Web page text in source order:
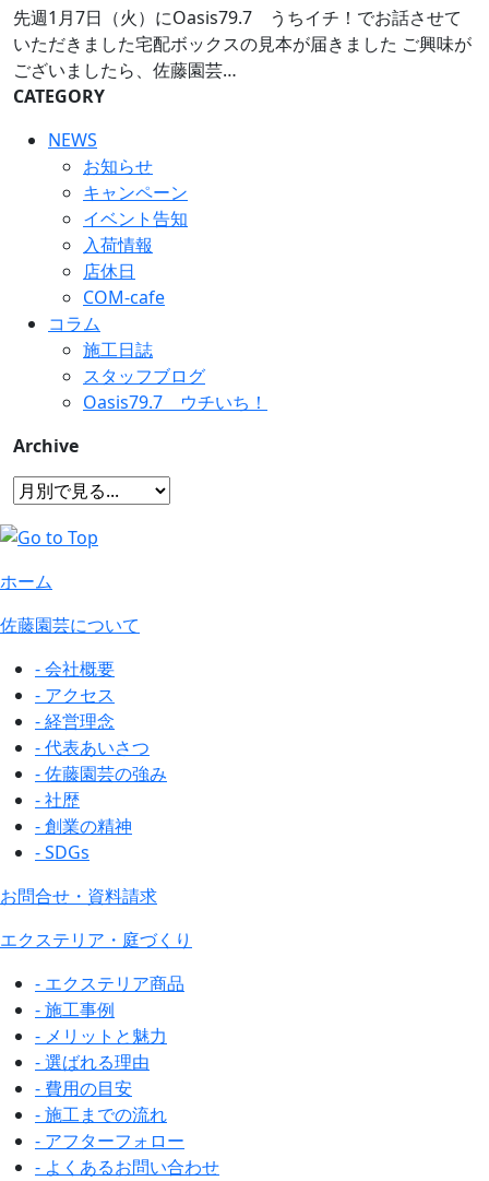
先週1月7日（火）にOasis79.7 うちイチ！でお話させて
いただきました宅配ボックスの見本が届きました ご興味が
ございましたら、佐藤園芸…
CATEGORY
NEWS
お知らせ
キャンペーン
イベント告知
入荷情報
店休日
COM-cafe
コラム
施工日誌
スタッフブログ
Oasis79.7 ウチいち！
Archive
ホーム
佐藤園芸について
- 会社概要
- アクセス
- 経営理念
- 代表あいさつ
- 佐藤園芸の強み
- 社歴
- 創業の精神
- SDGs
お問合せ・資料請求
エクステリア・庭づくり
- エクステリア商品
- 施工事例
- メリットと魅力
- 選ばれる理由
- 費用の目安
- 施工までの流れ
- アフターフォロー
- よくあるお問い合わせ